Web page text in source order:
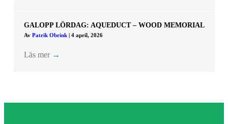
GALOPP LÖRDAG: AQUEDUCT – WOOD MEMORIAL
Av Patrik Obrink 4 april, 2026
Läs mer →